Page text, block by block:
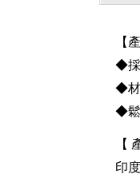
【
◆採
◆材
◆鬆
【
印度